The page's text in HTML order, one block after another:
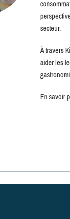
secteur.
À travers
aider les
En savoir